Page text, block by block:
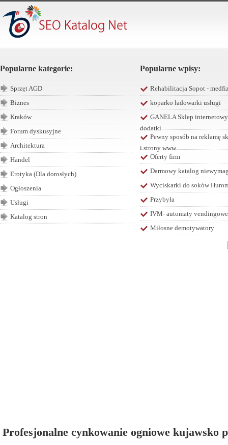
Popularne kategorie:
Sprzęt AGD
Biznes
Kraków
Forum dyskusyjne
Architektura
Handel
Erotyka (Dla dorosłych)
Ogłoszenia
Usługi
Katalog stron
Popularne wpisy:
Rehabilitacja Sopot -
koparko ładowarki usługi
GANELA Sklep
dodatki
Pewny sposób na reklamę
i strony www
Oferty firm
Darmowy katalog
Wyciskarki do soków
Przybyła
IVM- automaty vendingowe
Miłosne demotywatory
Profesjonalne cynkowanie ogniowe kujawsko